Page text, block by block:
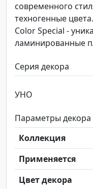
современного
техногенные
Color Special -
ламинированные
Серия декора
УНО
Параметры декора
Коллекция
Применяется
Цвет декора